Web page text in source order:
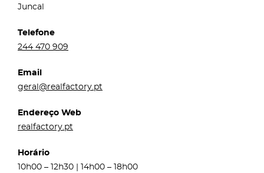
Juncal
Telefone
244 470 909
Email
geral@realfactory.pt
Endereço Web
realfactory.pt
Horário
10h00 – 12h30 | 14h00 – 18h00